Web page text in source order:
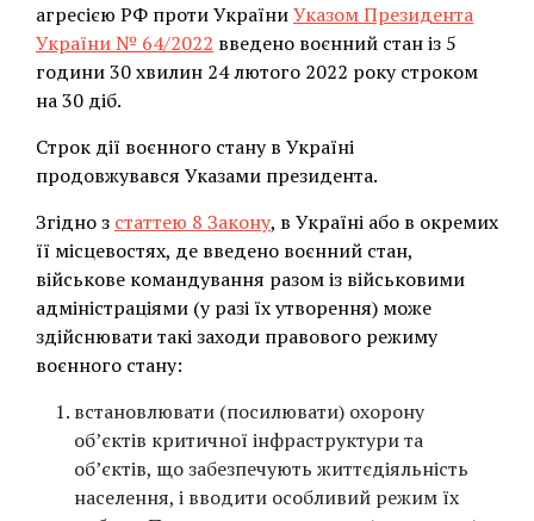
агресією РФ проти УкраїниУказом Президента
України № 64/2022 введено воєнний стан із 5
години 30 хвилин 24 лютого 2022 року строком
на 30 діб.
Строк дії воєнного стану в Україні
продовжувався Указами президента.
Згідно з статтею 8 Закону, в Україні або в окремих
її місцевостях, де введено воєнний стан,
військове командування разом із військовими
адміністраціями (у разі їх утворення) може
здійснювати такі заходи правового режиму
воєнного стану:
встановлювати (посилювати) охорону
об’єктів критичної інфраструктури та
об’єктів, що забезпечують життєдіяльність
населення, і вводити особливий режим їх